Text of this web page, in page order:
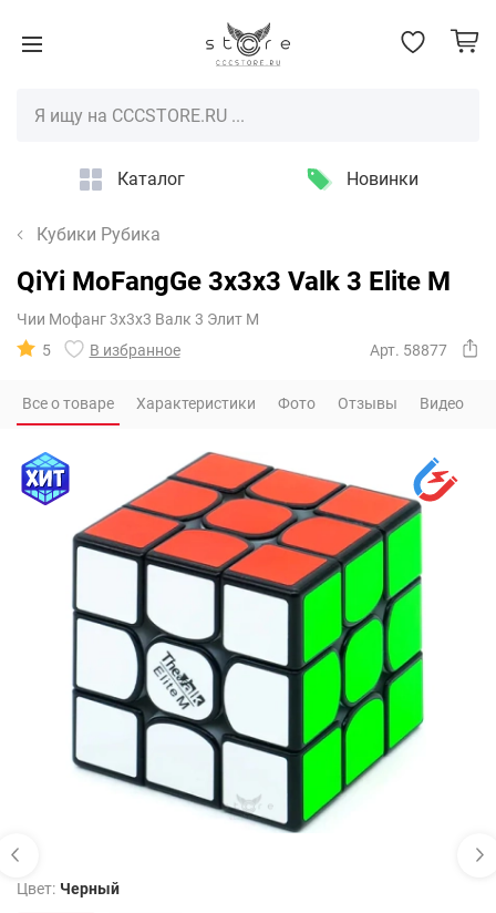
Каталог Новинки
Кубики Рубика
QiYi MoFangGe 3x3x3 Valk 3 Elite M
Чии Мофанг 3х3х3 Валк 3 Элит М
5
В избранное Арт. 58877
Все о товаре Характеристики Фото Отзывы Видео
Цвет: Черный